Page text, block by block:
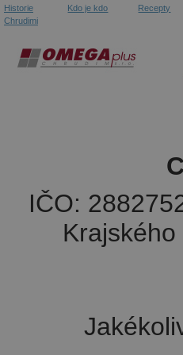
Historie
Chrudimi
Kdo je kdo Recepty
IČO: